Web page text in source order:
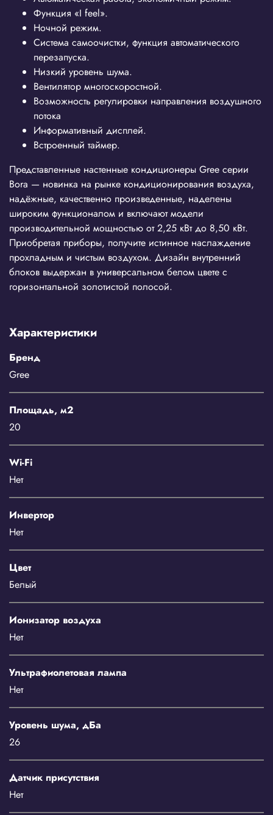
Функция «I feel».
Ночной режим.
Система самоочистки, функция автоматического
перезапуска.
Низкий уровень шума.
Вентилятор многоскоростной.
Возможность регулировки направления воздушного
потока
Информативный дисплей.
Встроенный таймер.
Представленные настенные кондиционеры Gree серии
Bora — новинка на рынке кондиционирования воздуха,
надёжные, качественно произведенные, наделены
широким функционалом и включают модели
производительной мощностью от 2,25 кВт до 8,50 кВт.
Приобретая приборы, получите истинное наслаждение
прохладным и чистым воздухом. Дизайн внутренний
блоков выдержан в универсальном белом цвете с
горизонтальной золотистой полосой.
Характеристики
Бренд
Gree
Площадь, м2
20
Wi-Fi
Нет
Инвертор
Нет
Цвет
Белый
Ионизатор воздуха
Нет
Ультрафиолетовая лампа
Нет
Уровень шума, дБа
26
Датчик присутствия
Нет